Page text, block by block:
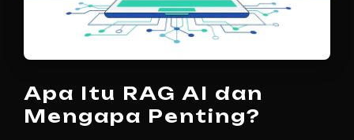
Apa Itu RAG AI dan
Mengapa Penting?